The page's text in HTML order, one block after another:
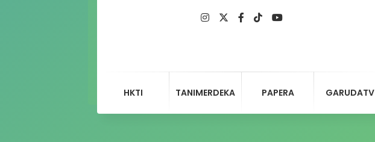
HKTI TANIMERDEKA PAPERA GARUDATV